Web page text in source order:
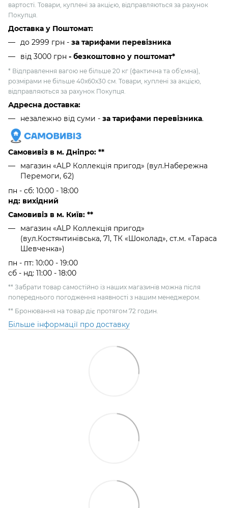
вартості. Товари, куплені за акцією, відправляються за рахунок
Покупця.
Доставка у Поштомат:
до 2999 грн - за тарифами перевізника
від 3000 грн - безкоштовно у поштомат*
* Відправлення вагою не більше 20 кг (фактична та об'ємна),
розмірами не більше 40х60х30 см. Товари, куплені за акцією,
відправляються за рахунок Покупця.
Адресна доставка:
незалежно від суми - за тарифами перевізника.
Самовивіз в м. Дніпро: **
магазин «ALP Коллекція пригод» (вул.Набережна
Перемоги, 62)
пн - сб: 10:00 - 18:00
нд: вихідний
Самовивіз в м. Київ: **
магазин «ALP Коллекція пригод»
(вул.Костянтинівська, 71, ТК «Шоколад», ст.м. «Тараса
Шевченка»)
пн - пт: 10:00 - 19:00
сб - нд: 11:00 - 18:00
** Забрати товар самостійно із наших магазинів можна після
попереднього погодження наявності з нашим менеджером.
** Бронювання на товар діє протягом 72 годин.
Більше інформації про доставку